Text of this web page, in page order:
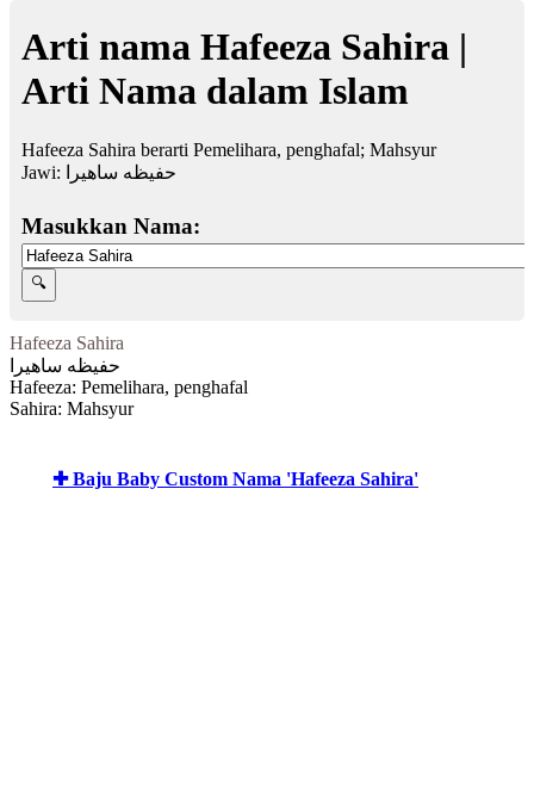
Arti nama Hafeeza Sahira |
Arti Nama dalam Islam
Hafeeza Sahira berarti Pemelihara, penghafal; Mahsyur
Jawi:
حفيظه ساهيرا
Masukkan Nama:
Hafeeza Sahira
حفيظه ساهيرا
Hafeeza: Pemelihara, penghafal
Sahira: Mahsyur
✚ Baju Baby Custom Nama 'Hafeeza Sahira'